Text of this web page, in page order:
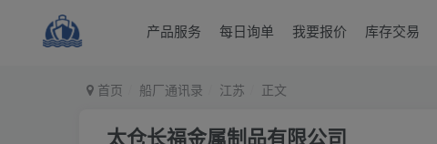
产品服务 每日询单 我要报价 库存交易
首页 船厂通讯录 江苏 正文
太仓长福金属制品有限公司